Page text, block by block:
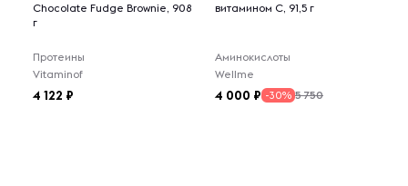
Chocolate Fudge Brownie, 908
г
Протеины
Vitaminof
4 122
витамином С, 91,5 г
Аминокислоты
Wellme
4 000 -30% 5 750